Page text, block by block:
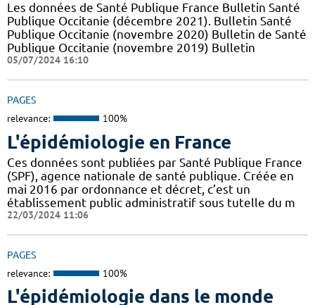
Les données de Santé Publique France Bulletin Santé
Publique Occitanie (décembre 2021). Bulletin Santé
Publique Occitanie (novembre 2020) Bulletin de Santé
Publique Occitanie (novembre 2019) Bulletin
05/07/2024 16:10
PAGES
relevance: 100%
L'épidémiologie en France
Ces données sont publiées par Santé Publique France
(SPF), agence nationale de santé publique. Créée en
mai 2016 par ordonnance et décret, c’est un
établissement public administratif sous tutelle du m
22/03/2024 11:06
PAGES
relevance: 100%
L'épidémiologie dans le monde